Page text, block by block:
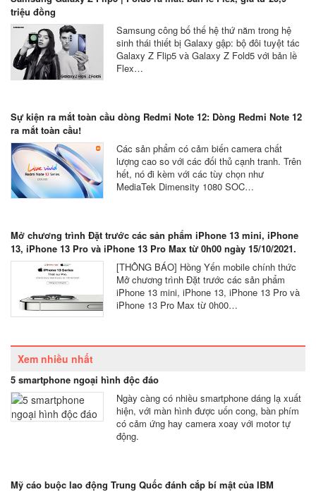
triệu đồng
Samsung công bố thế hệ thứ năm trong hệ
sinh thái thiết bị Galaxy gập: bộ đôi tuyệt tác
Galaxy Z Flip5 và Galaxy Z Fold5 với bản lề
Flex…
Sự kiện ra mắt toàn cầu dòng Redmi Note 12: Dòng Redmi Note 12
ra mắt toàn cầu!
Các sản phẩm có cảm biến camera chất
lượng cao so với các đối thủ cạnh tranh. Trên
hết, nó đi kèm với các tùy chọn như
MediaTek Dimensity 1080 SOC…
Mở chương trình Đặt trước các sản phẩm iPhone 13 mini, iPhone
13, iPhone 13 Pro và iPhone 13 Pro Max từ 0h00 ngày 15/10/2021.
[THÔNG BÁO] Hồng Yến mobile chính thức
Mở chương trình Đặt trước các sản phẩm
iPhone 13 mini, iPhone 13, iPhone 13 Pro và
iPhone 13 Pro Max từ 0h00…
Xem nhiều nhất
5 smartphone ngoại hình độc đáo
Ngày càng có nhiều smartphone dáng lạ xuất
hiện, với màn hình được uốn cong, bàn phím
có cảm ứng hay camera xoay với motor tự
động.
Mỹ cáo buộc lao động Trung Quốc đánh cắp bí mật của IBM